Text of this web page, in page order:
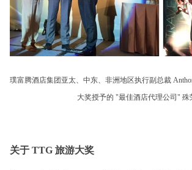
璞富腾酒店集团亚太、中东、非洲地区执行副总裁
大奖授予的 "最佳酒店代理公司" 殊
关于 TTG 旅游大奖